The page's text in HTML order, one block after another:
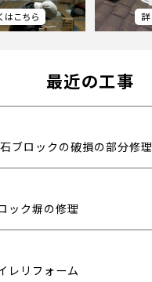
最近の工事
ブロックの破損の部分修理
ック塀の修理
レリフォーム